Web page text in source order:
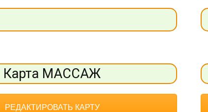
Карта МАССАЖ
РЕДАКТИРОВАТЬ КАРТУ